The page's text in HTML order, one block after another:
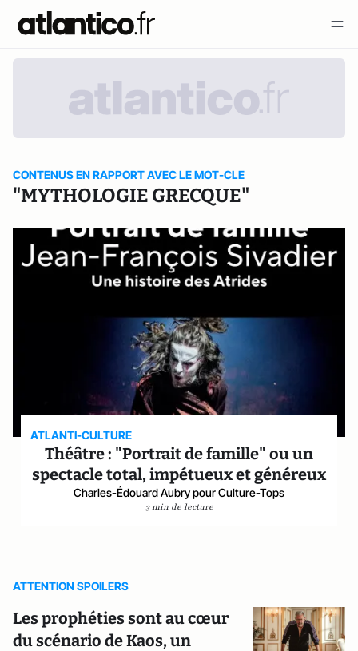
CONTENUS EN RAPPORT AVEC LE MOT-CLE
"MYTHOLOGIE GRECQUE"
ATLANTI-CULTURE
Théâtre : "Portrait de famille" ou un
spectacle total, impétueux et généreux
Charles-Édouard Aubry pour Culture-Tops
3 min de lecture
ATTENTION SPOILERS
Les prophéties sont au cœur
du scénario de Kaos, un